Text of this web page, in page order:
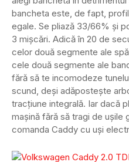
bancheta este, de fapt,
egale. Se pliază 33/66% și
3 mișcări. Adică în 20 de
celor două segmente ale
cele două segmente ale
fără să te incomodeze
scund, deși adăpostește
tracțiune integrală. Iar dacă
mașină fără să tragi de ușile
comanda Caddy cu uși